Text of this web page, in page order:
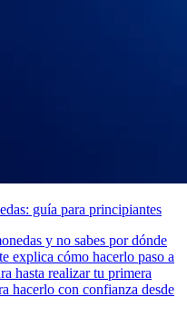
guía para principiantes
y no sabes por dónde
explica cómo hacerlo paso a
hasta realizar tu primera
hacerlo con confianza desde